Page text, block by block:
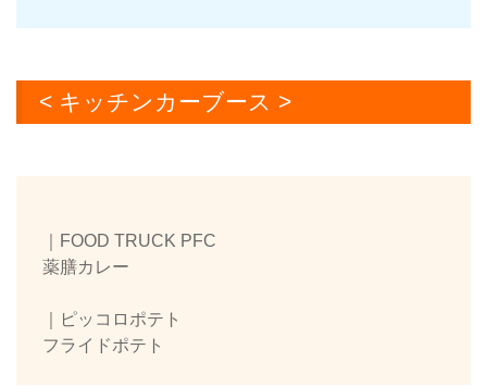
< キッチンカーブース >
｜FOOD TRUCK PFC
薬膳カレー
｜ピッコロポテト
フライドポテト